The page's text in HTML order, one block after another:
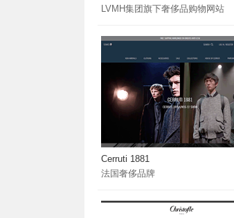
LVMH集团旗下奢侈品购物网站
Cerruti 1881
法国奢侈品牌